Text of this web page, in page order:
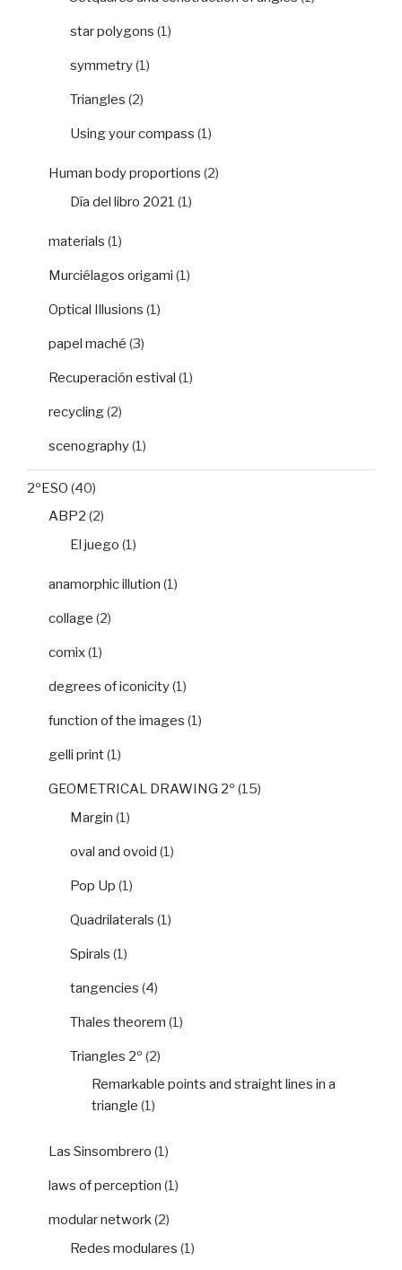
star polygons (1)
symmetry(1)
Triangles (2)
Using your compass (1)
Human body proportions (2)
Día del libro 2021 (1)
materials (1)
Murciélagos origami (1)
Optical Illusions (1)
papel maché (3)
Recuperación estival (1)
recycling(2)
scenography(1)
2ºESO (40)
ABP2 (2)
El juego (1)
anamorphic illution (1)
collage (2)
comix(1)
degrees of iconicity(1)
function of the images (1)
gelli print(1)
GEOMETRICAL DRAWING 2º (15)
Margin (1)
oval and ovoid (1)
Pop Up (1)
Quadrilaterals (1)
Spirals (1)
tangencies (4)
Thales theorem (1)
Triangles 2º (2)
Remarkable points and straight lines in a
triangle (1)
Las Sinsombrero (1)
laws of perception (1)
modular network(2)
Redes modulares (1)